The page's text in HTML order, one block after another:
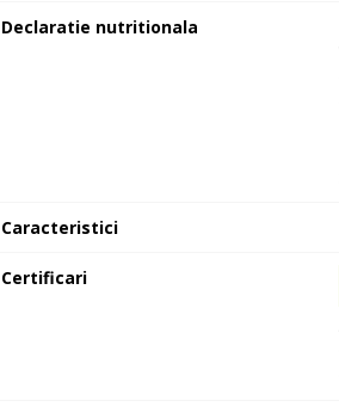
Declaratie nutritionala
Caracteristici
Certificari